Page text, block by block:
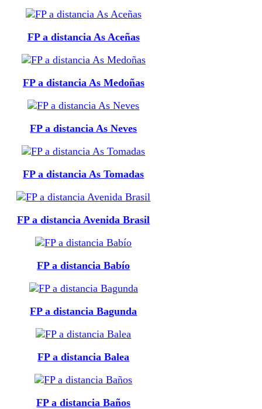
FP a distancia As Aceñas
FP a distancia As Medoñas
FP a distancia As Neves
FP a distancia As Tomadas
FP a distancia Avenida Brasil
FP a distancia Babío
FP a distancia Bagunda
FP a distancia Balea
FP a distancia Baños